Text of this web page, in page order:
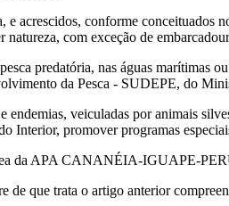
e acrescidos, conforme conceituados
natureza, com exceção de
predatória, nas águas marítimas
da Pesca - SUDEPE, do
endemias, veiculadas por animais
Interior, promover programas
da APA CANANÉIA-IGUAPE-
que trata o artigo anterior